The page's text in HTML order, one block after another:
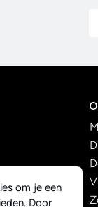
om je een
Door